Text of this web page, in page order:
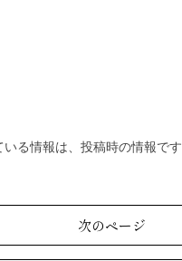
いる情報は、投稿時の情報です
次のページ